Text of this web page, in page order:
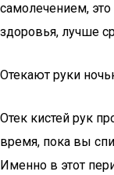
самолечением,
здоровья, лучше
Отекают руки
Отек кистей рук
время, пока вы
Именно в этот